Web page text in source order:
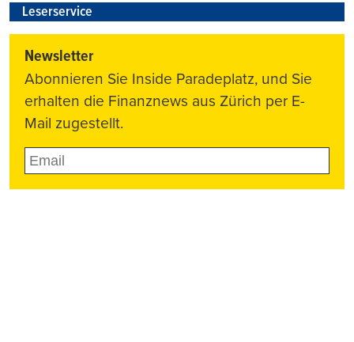
Leserservice
Newsletter
Abonnieren Sie Inside Paradeplatz, und Sie
erhalten die Finanznews aus Zürich per E-
Mail zugestellt.